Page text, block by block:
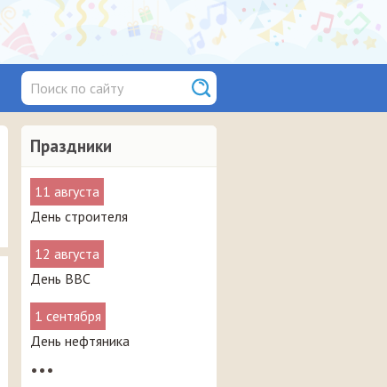
Праздники
11 августа
День строителя
12 августа
День ВВС
1 сентября
День нефтяника
•••